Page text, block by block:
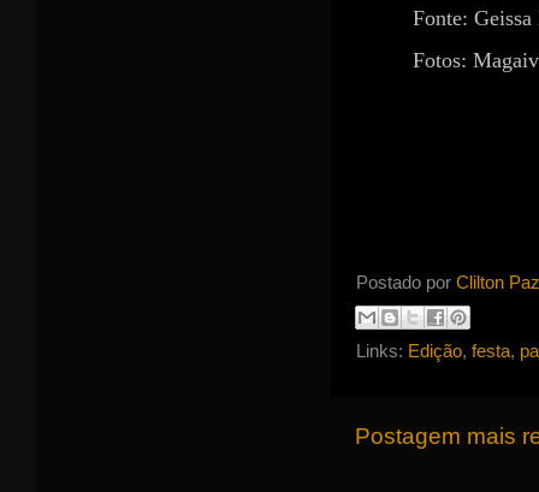
Fonte:
Fotos:
Postado por Clilton Paz
Links: Edição, festa,
Postagem mais